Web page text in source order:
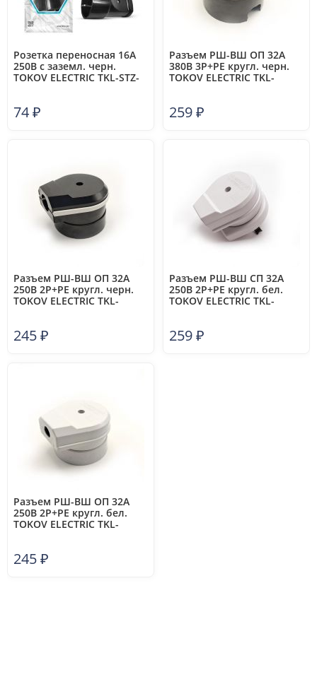
Розетка переносная 16А
250В с заземл. черн.
TOKOV ELECTRIC TKL-STZ-
74₽
Разъем РШ-ВШ ОП 32А
380В 3Р+РЕ кругл. черн.
TOKOV ELECTRIC TKL-
259₽
Разъем РШ-ВШ ОП 32А
250В 2P+PE кругл. черн.
TOKOV ELECTRIC TKL-
245₽
Разъем РШ-ВШ СП 32А
250В 2P+PE кругл. бел.
TOKOV ELECTRIC TKL-
259₽
Разъем РШ-ВШ ОП 32А
250В 2P+PE кругл. бел.
TOKOV ELECTRIC TKL-
245₽